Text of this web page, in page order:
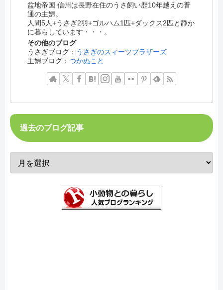
盆地帝国 信州は長野在住のうさ飼い歴10年越えの普
通の主婦。
人間5人+うさぎ2羽+ゴルハム1匹+ダックス2匹と静か
に暮らしています・・・。
その他のブログ
うさぎブログ： うさぎのスィーツブラザーズ
主婦ブログ：つかぬこと
過去のブログ記事